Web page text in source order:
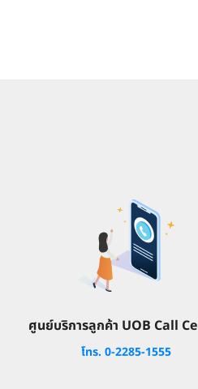
ศูนย์บริการลูกค้า UOB Call
โทร. 0-2285-1555